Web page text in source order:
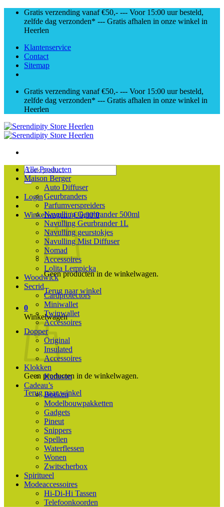
Skip
content
Gratis verzending vanaf €50,- --- Voor 15:00 uur besteld,
zelfde dag verzonden* --- Gratis afhalen in onze winkel in
Heerlen
Klantenservice
Contact
Sitemap
Gratis verzending vanaf €50,- --- Voor 15:00 uur besteld,
zelfde dag verzonden* --- Gratis afhalen in onze winkel in
Heerlen
Zoeken
naar:
Login
Winkelwagen /€0,00 0
Geen producten in de winkelwagen.
Terug naar winkel
0
Winkelwagen
Geen producten in de winkelwagen.
Terug naar winkel
Alle Producten
Maison Berger
Auto Diffuser
Geurbranders
Parfumverspreiders
Navulling Geurbrander 500ml
Navulling Geurbrander 1L
Navulling geurstokjes
Navulling Mist Diffuser
Nomad
Accessoires
Lolita Lempicka
Woodwick
Secrid
Cardprotectors
Miniwallet
Twinwallet
Accessoires
Dopper
Original
Insulated
Accessoires
Klokken
Karlsson
Cadeau’s
Boeken
Modelbouwpakketten
Gadgets
Pineut
Snippers
Spellen
Waterflessen
Wonen
Zwitscherbox
Spiritueel
Modeaccessoires
Hi-Di-Hi Tassen
Telefoonkoorden